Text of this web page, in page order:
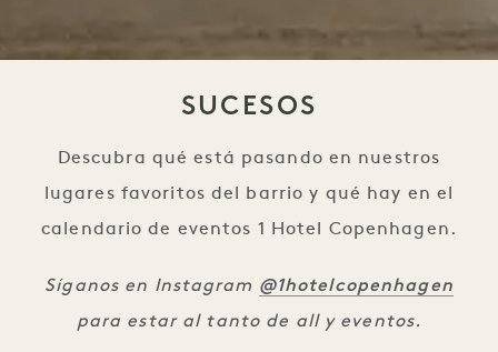
SUCESOS
Descubra qué está pasando en nuestros
lugares favoritos del barrio y qué hay en el
calendario de eventos 1 Hotel Copenhagen.
Síganos en Instagram @1hotelcopenhagen
para estar al tanto de all y eventos.